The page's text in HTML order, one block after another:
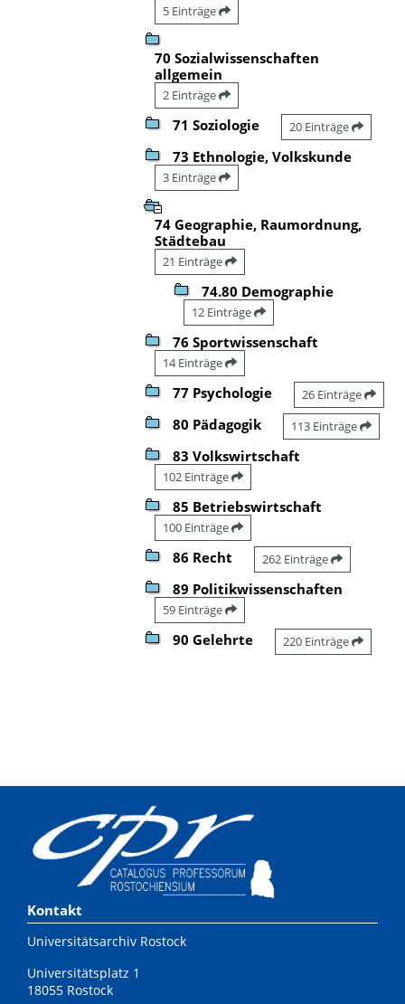
5 Einträge
70 Sozialwissenschaften
allgemein
2 Einträge
71 Soziologie 20 Einträge
73 Ethnologie, Volkskunde
3 Einträge
74 Geographie, Raumordnung,
Städtebau
21 Einträge
74.80 Demographie
12 Einträge
76 Sportwissenschaft
14 Einträge
77 Psychologie 26 Einträge
80 Pädagogik 113 Einträge
83 Volkswirtschaft
102 Einträge
85 Betriebswirtschaft
100 Einträge
86 Recht 262 Einträge
89 Politikwissenschaften
59 Einträge
90 Gelehrte 220 Einträge
Kontakt
Universitätsarchiv Rostock
Universitätsplatz 1
18055 Rostock